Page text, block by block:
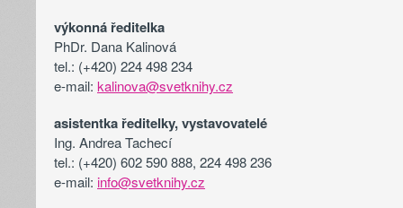
výkonná ředitelka
PhDr. Dana Kalinová
tel.: (+420) 224 498 234
e-mail: kalinova@svetknihy.cz
asistentka ředitelky, vystavovatelé
Ing. Andrea Tachecí
tel.: (+420) 602 590 888, 224 498 236
e-mail: info@svetknihy.cz